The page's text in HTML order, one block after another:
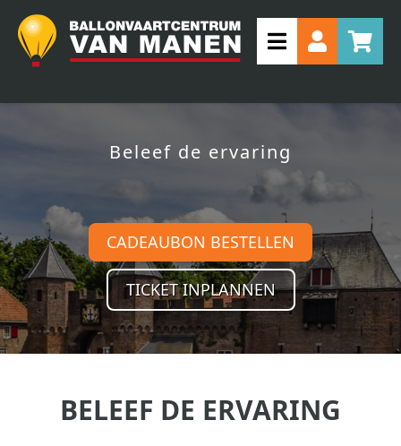
Beleef de ervaring
CADEAUBON BESTELLEN
TICKET INPLANNEN
BELEEF DE ERVARING